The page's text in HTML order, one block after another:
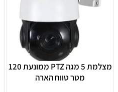
מצלמת 5 מגה PTZ ממונעת 120
מטר טווח הארה